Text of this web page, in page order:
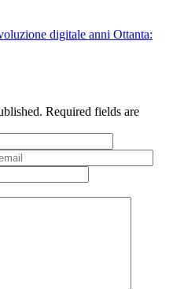
digitale anni Ottanta:
Required fields are